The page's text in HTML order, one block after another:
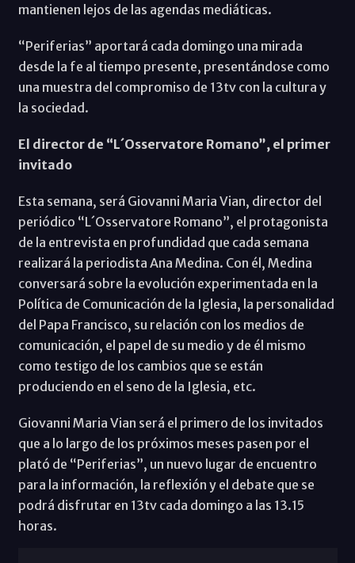
mantienen lejos de las agendas mediáticas.
“Periferias” aportará cada domingo una mirada
desde la fe al tiempo presente, presentándose como
una muestra del compromiso de 13tv con la cultura y
la sociedad.
El director de “L´Osservatore Romano”, el primer
invitado
Esta semana, será Giovanni Maria Vian, director del
periódico “L´Osservatore Romano”, el protagonista
de la entrevista en profundidad que cada semana
realizará la periodista Ana Medina. Con él, Medina
conversará sobre la evolución experimentada en la
Política de Comunicación de la Iglesia, la personalidad
del Papa Francisco, su relación con los medios de
comunicación, el papel de su medio y de él mismo
como testigo de los cambios que se están
produciendo en el seno de la Iglesia, etc.
Giovanni Maria Vian será el primero de los invitados
que a lo largo de los próximos meses pasen por el
plató de “Periferias”, un nuevo lugar de encuentro
para la información, la reflexión y el debate que se
podrá disfrutar en 13tv cada domingo a las 13.15
horas.